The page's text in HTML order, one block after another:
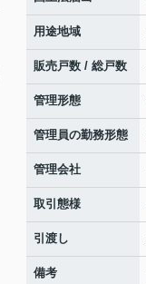
用途地域
販売戸数 / 総戸数
管理形態
管理員の勤務形態
管理会社
取引態様
引渡し
備考